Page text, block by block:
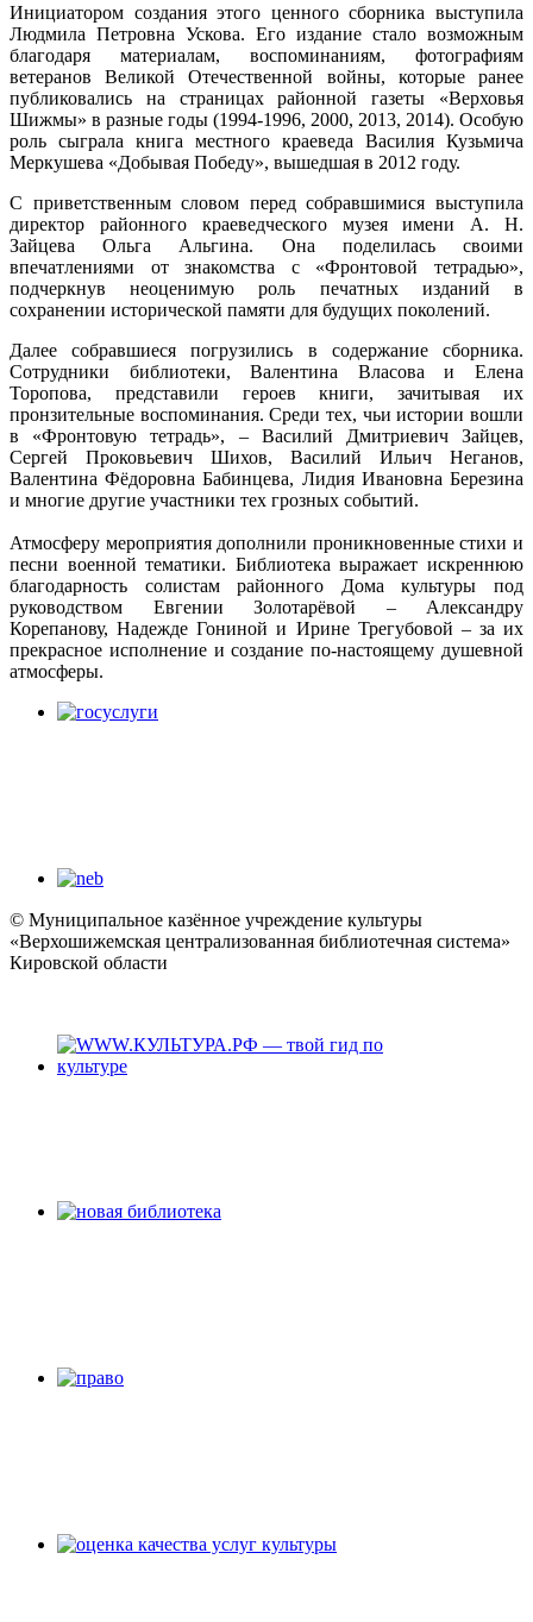
Инициатором создания этого ценного сборника выступила
Людмила Петровна Ускова. Его издание стало возможным
благодаря материалам, воспоминаниям, фотографиям
ветеранов Великой Отечественной войны, которые ранее
публиковались на страницах районной газеты «Верховья
Шижмы» в разные годы (1994-1996, 2000, 2013, 2014). Особую
роль сыграла книга местного краеведа Василия Кузьмича
Меркушева «Добывая Победу», вышедшая в 2012 году.
С приветственным словом перед собравшимися выступила
директор районного краеведческого музея имени А. Н.
Зайцева Ольга Альгина. Она поделилась своими
впечатлениями от знакомства с «Фронтовой тетрадью»,
подчеркнув неоценимую роль печатных изданий в
сохранении исторической памяти для будущих поколений.
Далее собравшиеся погрузились в содержание сборника.
Сотрудники библиотеки, Валентина Власова и Елена
Торопова, представили героев книги, зачитывая их
пронзительные воспоминания. Среди тех, чьи истории вошли
в «Фронтовую тетрадь», – Василий Дмитриевич Зайцев,
Сергей Проковьевич Шихов, Василий Ильич Неганов,
Валентина Фёдоровна Бабинцева, Лидия Ивановна Березина
и многие другие участники тех грозных событий.
Атмосферу мероприятия дополнили проникновенные стихи и
песни военной тематики. Библиотека выражает искреннюю
благодарность солистам районного Дома культуры под
руководством Евгении Золотарёвой – Александру
Корепанову, Надежде Гониной и Ирине Трегубовой – за их
прекрасное исполнение и создание по-настоящему душевной
атмосферы.
© Муниципальное казённое учреждение культуры
«Верхошижемская централизованная библиотечная система»
Кировской области